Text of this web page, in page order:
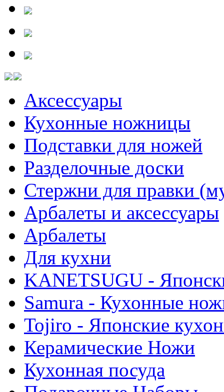
Аксессуары
Кухонные ножницы
Подставки для ножей
Разделочные доски
Стержни для правки
Арбалеты и аксессуары
Арбалеты
Для кухни
KANETSUGU -
Samura - Кухонные
Tojiro - Японские
Керамические Ножи
Кухонная посуда